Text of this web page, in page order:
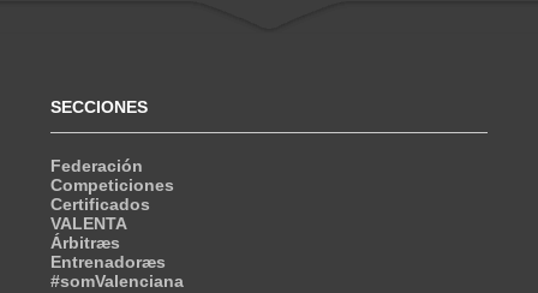
SECCIONES
Federación
Competiciones
Certificados
VALENTA
Árbitræs
Entrenadoræs
#somValenciana